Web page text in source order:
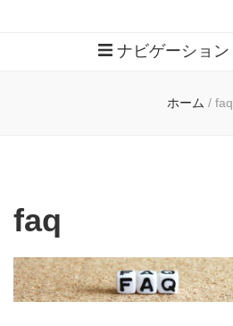
ナビゲーション
ホーム / faq
faq